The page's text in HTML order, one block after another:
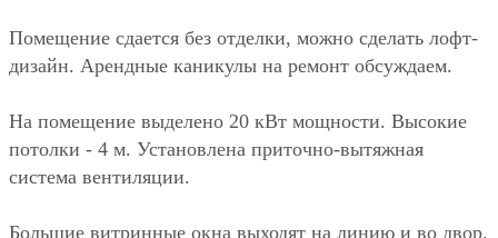
Помещение сдается без отделки, можно сделать лофт-
дизайн. Арендные каникулы на ремонт обсуждаем.
На помещение выделено 20 кВт мощности. Высокие
потолки - 4 м. Установлена приточно-вытяжная
система вентиляции.
Большие витринные окна выходят на линию и во двор.